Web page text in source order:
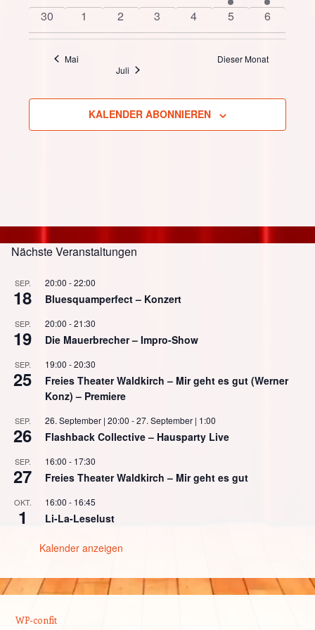
Veranstaltungen
Veranstaltungen
Veranstaltungen
Veranstaltungen
Veranstaltungen
Veranstaltung
0
Veranstaltungen
30
0
Veranstaltungen
1
0
Veranstaltungen
2
0
Veranstaltungen
3
0
Veranstaltungen
4
0
Veranstaltungen
5
0
6
Mai
Dieser Monat
Juli
KALENDER ABONNIEREN
Nächste Veranstaltungen
SEP.
18
20:00 -22:00
Bluesquamperfect – Konzert
SEP.
19
20:00 -21:30
Die Mauerbrecher – Impro-Show
SEP.
25
19:00 -20:30
Freies Theater Waldkirch – Mir geht es gut (Werner
Konz) – Premiere
SEP.
26
26. September | 20:00 -27. September | 1:00
Flashback Collective – Hausparty Live
SEP.
27
16:00 - 17:30
Freies Theater Waldkirch – Mir geht es gut
OKT.
1
16:00 - 16:45
Li-La-Leselust
Kalender anzeigen
WP-confit